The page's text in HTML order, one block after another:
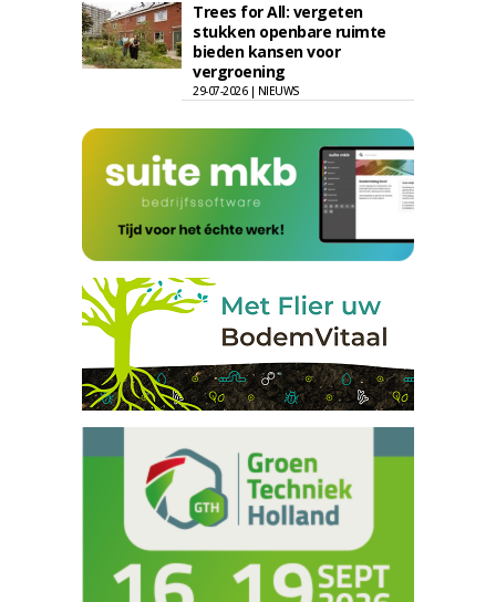
Trees for All: vergeten
stukken openbare ruimte
bieden kansen voor
vergroening
29-07-2026 | NIEUWS